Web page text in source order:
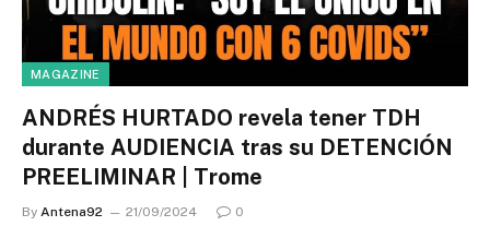
MAGAZINE
ANDRÉS HURTADO revela tener TDH
durante AUDIENCIA tras su DETENCIÓN
PREELIMINAR | Trome
By Antena92 21/09/2024 0